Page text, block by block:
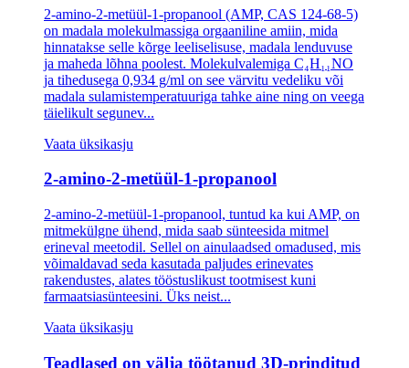
2-amino-2-metüül-1-propanool (AMP, CAS 124-68-5)
on madala molekulmassiga orgaaniline amiin, mida
hinnatakse selle kõrge leeliselisuse, madala lenduvuse
ja maheda lõhna poolest. Molekulvalemiga C₄H₁₁NO
ja tihedusega 0,934 g/ml on see värvitu vedeliku või
madala sulamistemperatuuriga tahke aine ning on veega
täielikult segunev...
Vaata üksikasju
2-amino-2-metüül-1-propanool
2-amino-2-metüül-1-propanool, tuntud ka kui AMP, on
mitmekülgne ühend, mida saab sünteesida mitmel
erineval meetodil. Sellel on ainulaadsed omadused, mis
võimaldavad seda kasutada paljudes erinevates
rakendustes, alates tööstuslikust tootmisest kuni
farmaatsiasünteesini. Üks neist...
Vaata üksikasju
Teadlased on välja töötanud 3D-prinditud